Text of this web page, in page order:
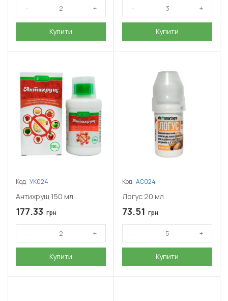
Купити Купити
Код: УК024
Антихрущ 150 мл
177.33 грн
Купити
Код: АС024
Логус 20 мл
73.51 грн
Купити